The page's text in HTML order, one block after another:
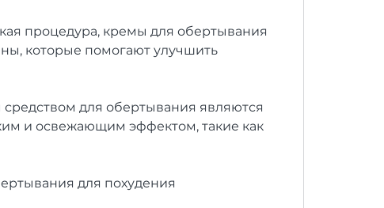
процедура, кремы для обертывания
которые помогают улучшить
для обертывания являются
и освежающим эффектом, такие как
для похудения